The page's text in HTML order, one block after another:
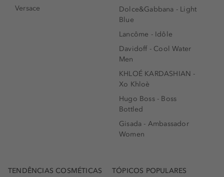
Versace
Dolce&Gabbana - Light
Blue
Lancôme - Idôle
Davidoff - Cool Water
Men
KHLOÉ KARDASHIAN -
Xo Khloè
Hugo Boss - Boss
Bottled
Gisada - Ambassador
Women
TENDÊNCIAS COSMÉTICAS TÓPICOS POPULARES